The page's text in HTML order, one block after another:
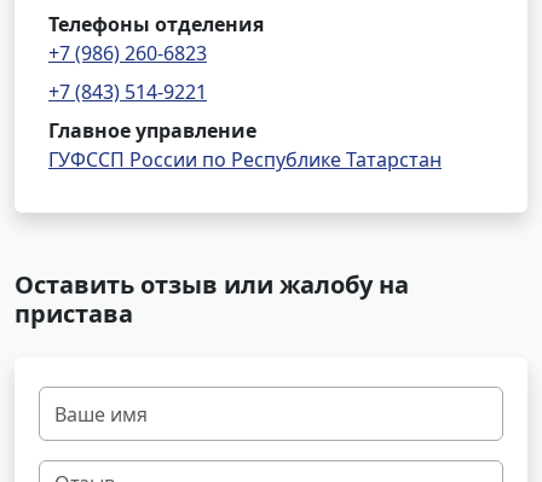
Телефоны отделения
+7 (986) 260-6823
+7 (843) 514-9221
Главное управление
ГУФССП России по Республике Татарстан
Оставить отзыв или жалобу на
пристава